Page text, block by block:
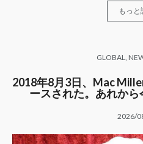
もっと
GLOBAL,
2018年8月3日、Mac
ースされた。あれから
2026/